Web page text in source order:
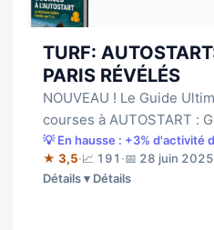
TURF:
PARIS RÉVÉLÉS
NOUVEAU ! Le Guide
courses à AUTOSTART :
euros= 102euros,
💡 En hausse : +3% d'activité
★ 3,5·📈 191 ·📅 28 juin 2025
Détails